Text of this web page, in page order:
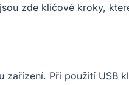
zde klíčové kroky,
zařízení. Při použití USB